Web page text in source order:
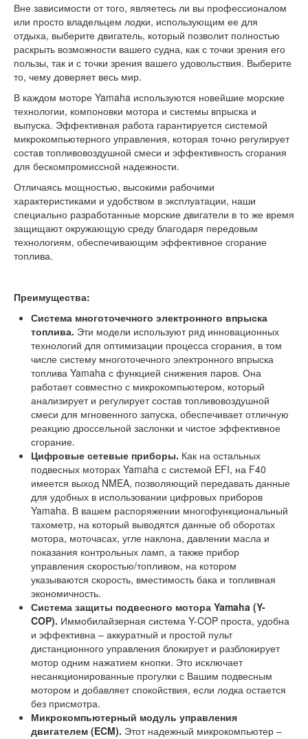
Вне зависимости от того, являетесь ли вы профессионалом
или просто владельцем лодки, использующим ее для
отдыха, выберите двигатель, который позволит полностью
раскрыть возможности вашего судна, как с точки зрения его
пользы, так и с точки зрения вашего удовольствия. Выберите
то, чему доверяет весь мир.
В каждом моторе Yamaha используются новейшие морские
технологии, компоновки мотора и системы впрыска и
выпуска. Эффективная работа гарантируется системой
микрокомпьютерного управления, которая точно регулирует
состав топливовоздушной смеси и эффективность сгорания
для бескомпромиссной надежности.
Отличаясь мощностью, высокими рабочими
характеристиками и удобством в эксплуатации, наши
специально разработанные морские двигатели в то же время
защищают окружающую среду благодаря передовым
технологиям, обеспечивающим эффективное сгорание
топлива.
Преимущества:
Система многоточечного электронного впрыска
топлива. Эти модели используют ряд инновационных
технологий для оптимизации процесса сгорания, в том
числе систему многоточечного электронного впрыска
топлива Yamaha с функцией снижения паров. Она
работает совместно с микрокомпьютером, который
анализирует и регулирует состав топливовоздушной
смеси для мгновенного запуска, обеспечивает отличную
реакцию дроссельной заслонки и чистое эффективное
сгорание.
Цифровые сетевые приборы. Как на остальных
подвесных моторах Yamaha с системой EFI, на F40
имеется выход NMEA, позволяющий передавать данные
для удобных в использовании цифровых приборов
Yamaha. В вашем распоряжении многофункциональный
тахометр, на который выводятся данные об оборотах
мотора, моточасах, угле наклона, давлении масла и
показания контрольных ламп, а также прибор
управления скоростью/топливом, на котором
указываются скорость, вместимость бака и топливная
экономичность.
Система защиты подвесного мотора Yamaha (Y-
COP). Иммобилайзерная система Y-COP проста, удобна
и эффективна – аккуратный и простой пульт
дистанционного управления блокирует и разблокирует
мотор одним нажатием кнопки. Это исключает
несанкционированные прогулки с Вашим подвесным
мотором и добавляет спокойствия, если лодка остается
без присмотра.
Микрокомпьютерный модуль управления
двигателем (ECM). Этот надежный микрокомпьютер –